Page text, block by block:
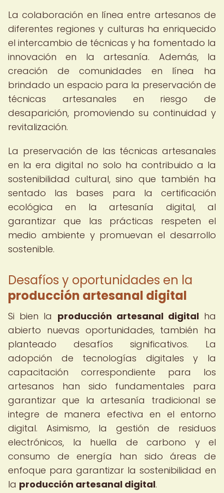
La colaboración en línea entre artesanos de
diferentes regiones y culturas ha enriquecido
el intercambio de técnicas y ha fomentado la
innovación en la artesanía. Además, la
creación de comunidades en línea ha
brindado un espacio para la preservación de
técnicas artesanales en riesgo de
desaparición, promoviendo su continuidad y
revitalización.
La preservación de las técnicas artesanales
en la era digital no solo ha contribuido a la
sostenibilidad cultural, sino que también ha
sentado las bases para la certificación
ecológica en la artesanía digital, al
garantizar que las prácticas respeten el
medio ambiente y promuevan el desarrollo
sostenible.
Desafíos y oportunidades en la
producción artesanal digital
Si bien la producción artesanal digitalha
abierto nuevas oportunidades, también ha
planteado desafíos significativos. La
adopción de tecnologías digitales y la
capacitación correspondiente para los
artesanos han sido fundamentales para
garantizar que la artesanía tradicional se
integre de manera efectiva en el entorno
digital. Asimismo, la gestión de residuos
electrónicos, la huella de carbono y el
consumo de energía han sido áreas de
enfoque para garantizar la sostenibilidad en
la producción artesanal digital.